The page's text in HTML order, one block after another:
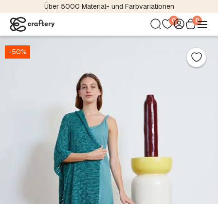
Über 5000 Material- und Farbvariationen
0 0
-50%